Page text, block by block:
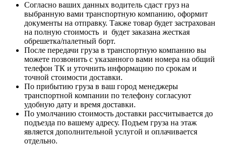
Согласно ваших данных водитель сдаст груз на
выбранную вами транспортную компанию, оформит
документы на отправку. Также товар будет застрахован
на полную стоимость и будет заказана жесткая
обрешетка/палетный борт.
После передачи груза в транспортную компанию вы
можете позвонить с указанного вами номера на общий
телефон ТК и уточнить информацию по срокам и
точной стоимости доставки.
По прибытию груза в ваш город менеджеры
транспортной компании по телефону согласуют
удобную дату и время доставки.
По умолчанию стоимость доставки рассчитывается до
подъезда по вашему адресу. Подъем груза на этаж
является дополнительной услугой и оплачивается
отдельно.